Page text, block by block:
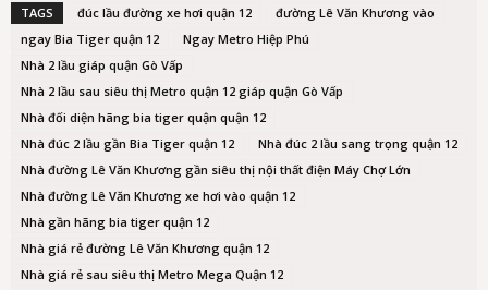
TAGS đúc lầu đường xe hơi quận 12
đường Lê Văn Khương vào
ngay Bia Tiger quận 12
Ngay Metro Hiệp Phú
Nhà 2 lầu giáp quận Gò Vấp
Nhà 2 lầu sau siêu thị Metro quận 12 giáp quận Gò Vấp
Nhà đối diện hãng bia tiger quận quận 12
Nhà đúc 2 lầu gần Bia Tiger quận 12
Nhà đúc 2 lầu sang trọng quận 12
Nhà đường Lê Văn Khương gần siêu thị nội thất điện Máy Chợ Lớn
Nhà đường Lê Văn Khương xe hơi vào quận 12
Nhà gần hãng bia tiger quận 12
Nhà giá rẻ đường Lê Văn Khương quận 12
Nhà giá rẻ sau siêu thị Metro Mega Quận 12